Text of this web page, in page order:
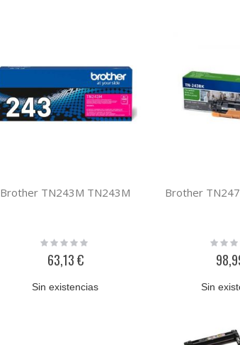
Brother TN243M TN243M
Rating:
63,13 €
Sin existencias
Brother
Rating:
Sin